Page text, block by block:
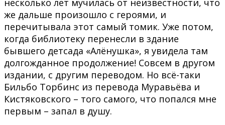
несколько лет мучилась от неизвестности, что
же дальше произошло с героями, и
перечитывала этот самый томик. Уже потом,
когда библиотеку перенесли в здание
бывшего детсада «Алёнушка», я увидела там
долгожданное продолжение! Совсем в другом
издании, с другим переводом. Но всё-таки
Бильбо Торбинс из перевода Муравьёва и
Кистяковского – того самого, что попался мне
первым – запал в душу.